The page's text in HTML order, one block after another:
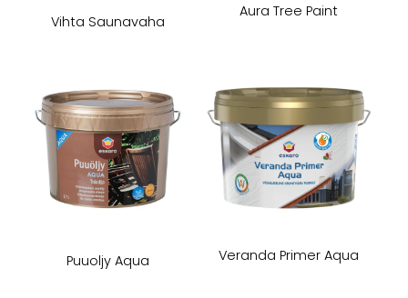
Vihta Saunavaha
Aura Tree Paint
Puuoljy Aqua Veranda Primer Aqua